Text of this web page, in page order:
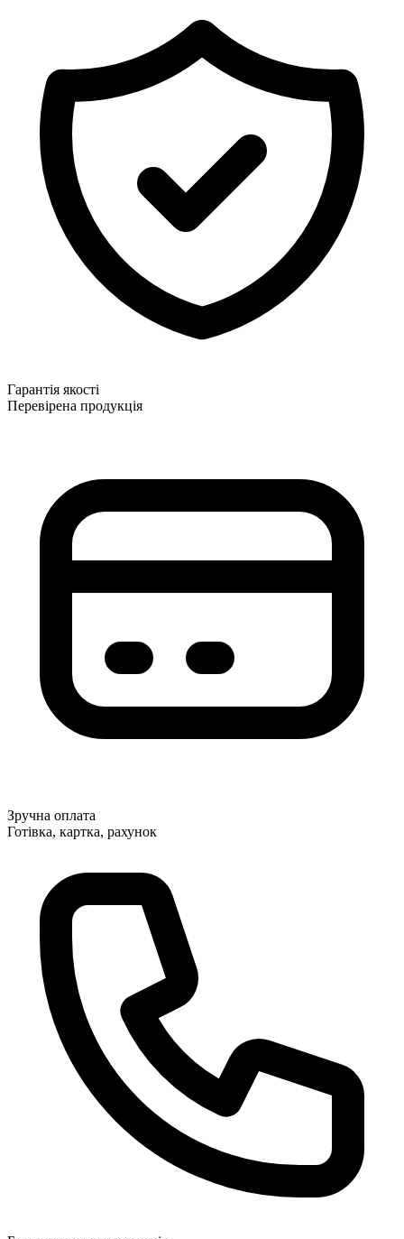
Гарантія якості
Перевірена продукція
Зручна оплата
Готівка, картка, рахунок